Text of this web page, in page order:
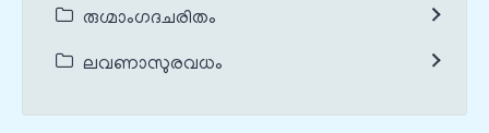
രുഗ്മാംഗദചരിതം
ലവണാസുരവധം